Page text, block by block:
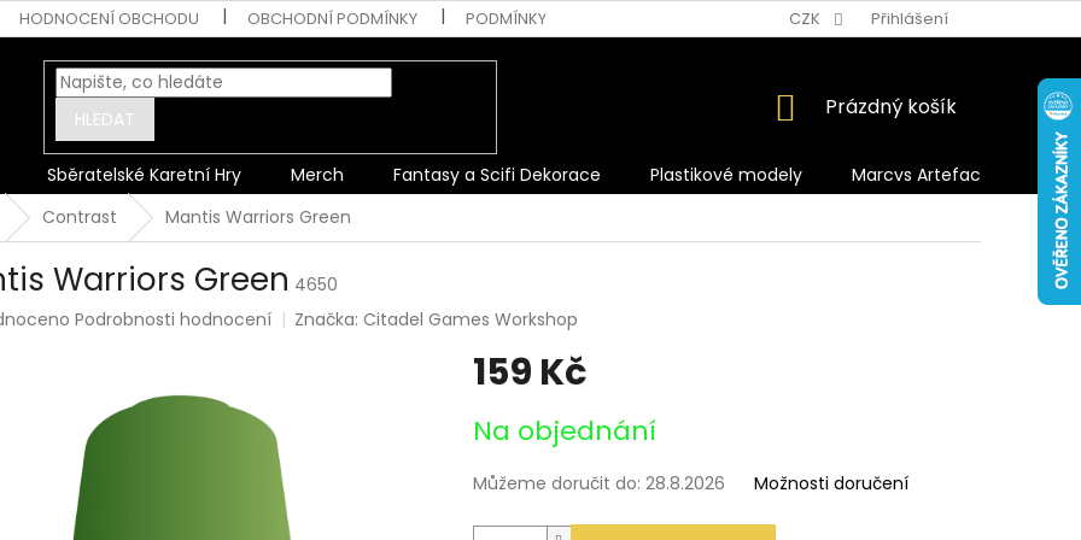
HODNOCENÍ OBCHODU OBCHODNÍ PODMÍNKY PODMÍNKY OCHRANY OSOBNÍCH ÚDAJŮ CZK Přihlášení
HLEDAT
NÁKUPNÍ
Prázdný košík
Sběratelské Karetní Hry Merch Fantasy a Scifi Dekorace Plastikové modely
Marcvs Artefacts
Contrast Mantis Warriors Green
Warriors Green 4650
Podrobnosti hodnocení Značka:Citadel Games Workshop
159 Kč
cena:
Na objednání
Můžeme doručit do: 28.8.2026 Možnosti doručení